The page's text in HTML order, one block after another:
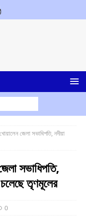
জেলা সভাধিপতি, নদীয়া
সভাধিপতি,
তৃণমূলের
0